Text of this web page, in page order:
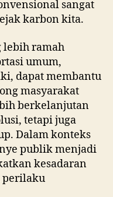
sangat
karbon kita.
lebih ramah
umum,
dapat membantu
masyarakat
berkelanjutan
tetapi juga
Dalam konteks
publik menjadi
kesadaran
perilaku